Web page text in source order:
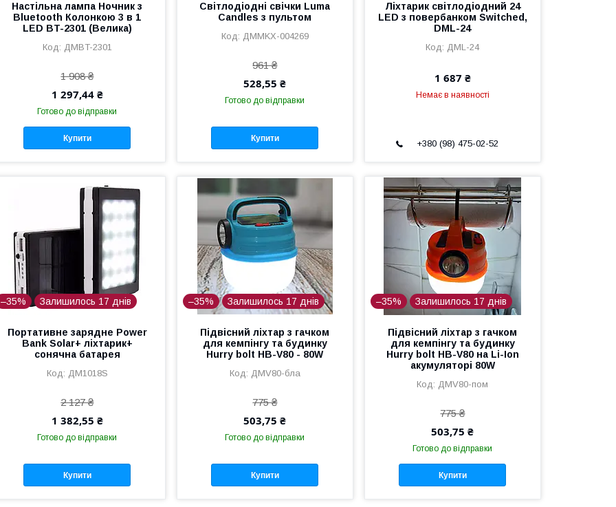
Настільна лампа Ночник з
Bluetooth Колонкою 3 в 1
LED BT-2301 (Велика)
ДМBT-2301
1 908 ₴
1 297,44 ₴
Готово до відправки
Купити
Світлодіодні свічки Luma
Candles з пультом
ДМMKX-004269
961 ₴
528,55 ₴
Готово до відправки
Купити
Ліхтарик світлодіодний 24
LED з повербанком Switched,
DML-24
ДМL-24
1 687 ₴
Немає в наявності
+380 (98) 475-02-52
–35% Залишилось 17 днів
Портативне зарядне Power
Bank Solar+ ліхтарик+
сонячна батарея
ДМ1018S
2 127 ₴
1 382,55 ₴
Готово до відправки
Купити
–35% Залишилось 17 днів
Підвісний ліхтар з гачком
для кемпінгу та будинку
Hurry bolt HB-V80 - 80W
ДМV80-бла
775 ₴
503,75 ₴
Готово до відправки
Купити
–35% Залишилось 17 днів
Підвісний ліхтар з гачком
для кемпінгу та будинку
Hurry bolt HB-V80 на Li-Ion
акумуляторі 80W
ДМV80-пом
775 ₴
503,75 ₴
Готово до відправки
Купити